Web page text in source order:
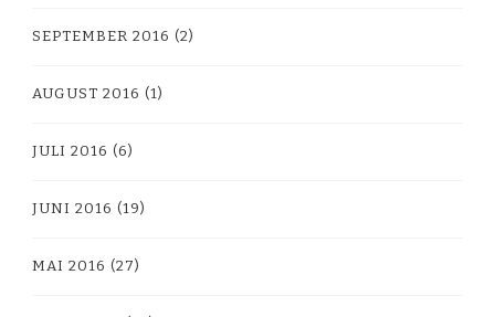
SEPTEMBER 2016 (2)
AUGUST 2016 (1)
JULI 2016 (6)
JUNI 2016 (19)
MAI 2016 (27)